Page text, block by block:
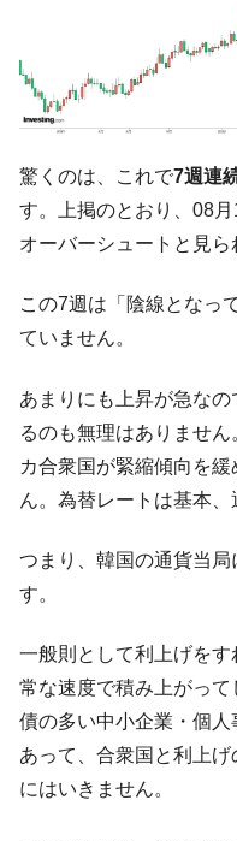
機 ⇒ 10.7兆では損が出る
【速報】
日(水)もサイドカー・サ
発動！
半分未満しか雇用を生ま
『Money1』
韓国「株
のは政界の責任だ」
に。
『Money1』
『Money1』
韓国株式
レイカーも発動！ 半導
Fact1
日本の誇る海洋
塊！
府県とは？
Fact1 奇跡の毛色「白
Fact1
全て勝つといく
える賞金とは？
Fact1 平成仮面ライダ
Fact1
発表から2日で
驚くのは、これで7週連
す。上掲のとおり、08月
オーバーシュートと見ら
この7週は「陰線となっ
ていません。
あまりにも上昇が急な
るのも無理はありませ
カ合衆国が緊縮傾向を
ん。為替レートは基本、
つまり、韓国の通貨当
す。
一般則として利上げを
常な速度で積み上がっ
債の多い中小企業・個
あって、合衆国と利上
にはいきません。